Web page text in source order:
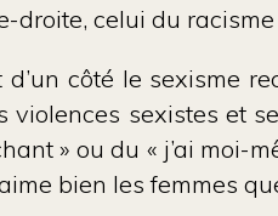
droite, celui du
d’un côté le sexisme
violences sexistes et
» ou du « j’ai
bien les femmes